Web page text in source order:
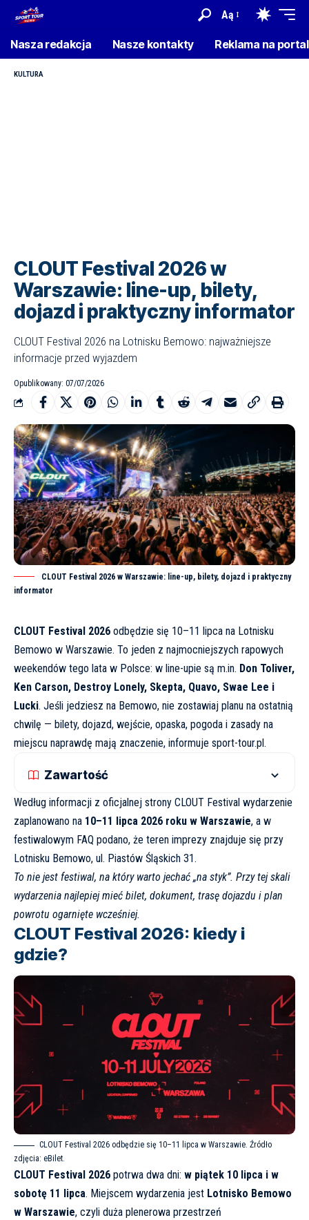
Aą
Nasza redakcja Nasze kontakty Reklama na
KULTURA
CLOUT Festival 2026 w
Warszawie: line-up, bilety,
dojazd i praktyczny informator
CLOUT Festival 2026 na Lotnisku Bemowo: najważniejsze
informacje przed wyjazdem
Opublikowany: 07/07/2026
CLOUT Festival 2026 w Warszawie: line-up, bilety, dojazd i praktyczny
informator
CLOUT Festival 2026 odbędzie się 10–11 lipca na Lotnisku
Bemowo w Warszawie. To jeden z najmocniejszych rapowych
weekendów tego lata w Polsce: w line-upie są m.in. Don Toliver,
Ken Carson, Destroy Lonely, Skepta, Quavo, Swae Lee i
Lucki. Jeśli jedziesz na Bemowo, nie zostawiaj planu na ostatnią
chwilę — bilety, dojazd, wejście, opaska, pogoda i zasady na
miejscu naprawdę mają znaczenie, informuje sport-tour.pl.
Zawartość
Według informacji z oficjalnej strony CLOUT Festival wydarzenie
zaplanowano na 10–11 lipca 2026 roku w Warszawie, a w
festiwalowym FAQ podano, że teren imprezy znajduje się przy
Lotnisku Bemowo, ul. Piastów Śląskich 31.
To nie jest festiwal, na który warto jechać „na styk”. Przy tej skali
wydarzenia najlepiej mieć bilet, dokument, trasę dojazdu i plan
powrotu ogarnięte wcześniej.
CLOUT Festival 2026: kiedy i
gdzie?
CLOUT Festival 2026 odbędzie się 10–11 lipca w Warszawie. Źródło
zdjęcia: eBilet.
CLOUT Festival 2026 potrwa dwa dni: w piątek 10 lipca i w
sobotę 11 lipca. Miejscem wydarzenia jest Lotnisko Bemowo
w Warszawie, czyli duża plenerowa przestrzeń